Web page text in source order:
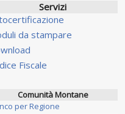
Servizi
da stampare
Fiscale
Comunità Montane
per Regione